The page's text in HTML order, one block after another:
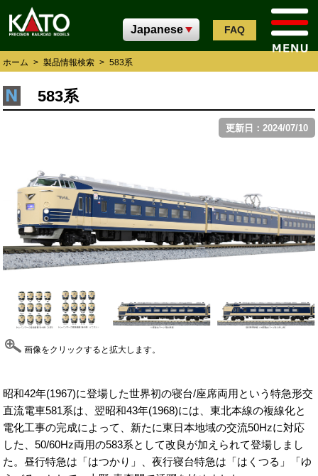
FAQ
ホーム > 製品情報検索 > 583系
583系
更新日：2024/07/10
画像をクリックすると拡大します。
昭和42年(1967)に登場した世界初の寝台/座席両用という特急形交
直流電車581系は、翌昭和43年(1968)には、東北本線の複線化と
電化工事の完成によって、新たに東日本地域の交流50Hzに対応
した、50/60Hz両用の583系として改良が加えられて登場しまし
た。昼行特急は「はつかり」、夜行寝台特急は「はくつる」「ゆ